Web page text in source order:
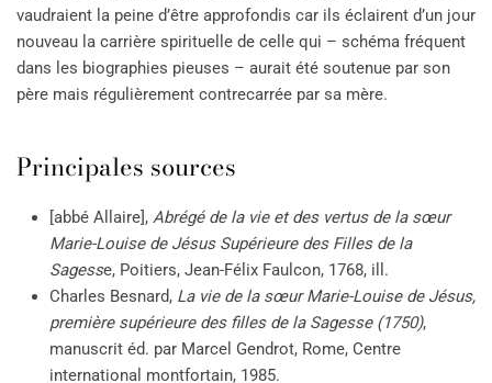
vaudraient la peine d’être approfondis car ils éclairent d’un jour
nouveau la carrière spirituelle de celle qui – schéma fréquent
dans les biographies pieuses – aurait été soutenue par son
père mais régulièrement contrecarrée par sa mère.
Principales sources
[abbé Allaire], Abrégé de la vie et des vertus de la sœur
Marie-Louise de Jésus Supérieure des Filles de la
Sagesse, Poitiers, Jean-Félix Faulcon, 1768, ill.
Charles Besnard, La vie de la sœur Marie-Louise de Jésus,
première supérieure des filles de la Sagesse (1750),
manuscrit éd. par Marcel Gendrot, Rome, Centre
international montfortain, 1985.